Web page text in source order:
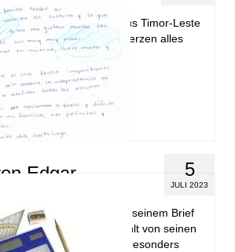
Patenkind Monica aus Timor-Leste
Wir wünschen Ihr von Herzen alles
5
JULI 2023
Edgar
von Edgar erhalten. In seinem Brief
Schreiben. Er erzählt von seinen
sehr gerne Früchte isst, besonders